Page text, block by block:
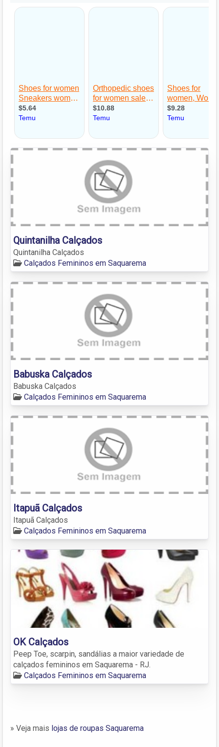
Quintanilha Calçados
Quintanilha Calçados
Calçados Femininos em Saquarema
Babuska Calçados
Babuska Calçados
Calçados Femininos em Saquarema
Itapuã Calçados
Itapuã Calçados
Calçados Femininos em Saquarema
OK Calçados
Peep Toe, scarpin, sandálias a maior variedade de
calçados femininos em Saquarema - RJ.
Calçados Femininos em Saquarema
» Veja mais lojas de roupas Saquarema